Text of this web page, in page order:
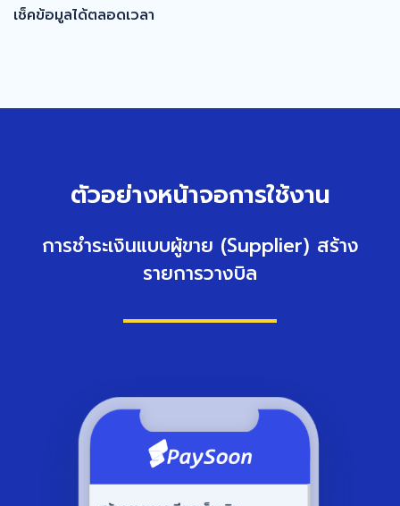
เช็คข้อมูลได้ตลอดเวลา
ตัวอย่างหน้าจอการใช้งาน
การชำระเงินแบบผู้ขาย (Supplier) สร้าง
รายการวางบิล